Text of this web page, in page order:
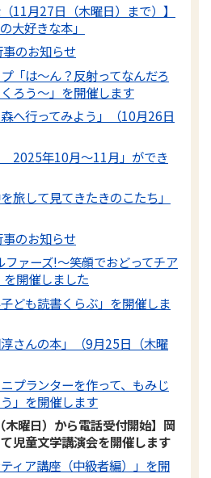
11月27日（木曜日）まで）】
大好きな本」
のお知らせ
「は～ん？反射ってなんだろ
ろう～」を開催します
森へ行ってみよう」（10月26日
2025年10月～11月」ができ
旅して見てきたきのこたち」
のお知らせ
ファーズ!～笑顔でおどってチア
開催しました
子ども読書くらぶ」を開催しま
淳さんの本」（9月25日（木曜
プランターを作って、もみじ
」を開催します
木曜日）から電話受付開始】岡
児童文学講演会を開催します
ティア講座（中級者編）」を開